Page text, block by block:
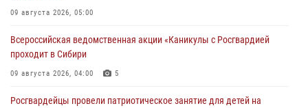
09 августа 2026, 05:00
Всероссийская ведомственная акции «Каникулы с Росгвардией
проходит в Сибири
09 августа 2026, 04:00 5
Росгвардейцы провели патриотическое занятие для детей на